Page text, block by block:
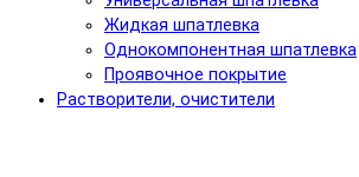
Жидкая шпатлевка
Однокомпонентная шпатлевка
Проявочное покрытие
Растворители, очистители